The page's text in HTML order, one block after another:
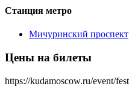
Станция метро
Мичуринский проспект
Цены на билеты
https://kudamoscow.ru/event/